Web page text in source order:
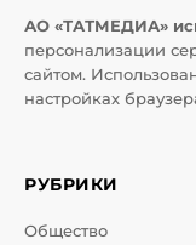
АО «ТАТМЕДИА»
персонализации
сайтом.
настройках
РУБРИКИ
Общество